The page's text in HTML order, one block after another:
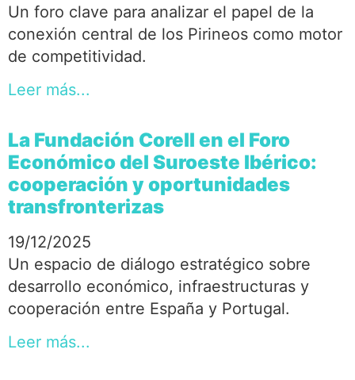
Un foro clave para analizar el papel de la
conexión central de los Pirineos como motor
de competitividad.
Leer más...
La Fundación Corell en el Foro
Económico del Suroeste Ibérico:
cooperación y oportunidades
transfronterizas
19/12/2025
Un espacio de diálogo estratégico sobre
desarrollo económico, infraestructuras y
cooperación entre España y Portugal.
Leer más...